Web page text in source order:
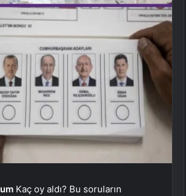
Kaç oy aldı? Bu soruların